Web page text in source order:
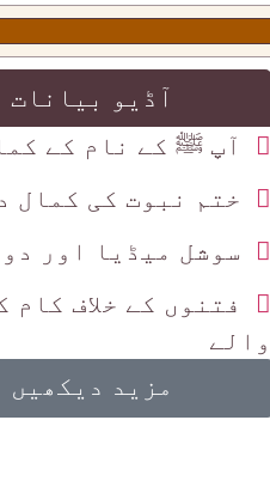
آڈیو بیانات
آپ ﷺ کے نام کے
ختم نبوت کی کمال
سوشل میڈیا اور
فتنوں کے خلاف کام
والے
مزید دیکھیں